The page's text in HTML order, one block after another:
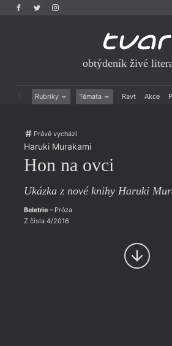
obtýdeník živé
Rubriky Témata Ravt Akce
Esejistika
Reportáže
Mauzoleum
Historie kolonialismu
Výroční ceny
Právě vychází
Haruki Murakami
Hon na ovci
Ukázka z nové knihy Haruki
Beletrie– Próza
Z čísla 4/2016